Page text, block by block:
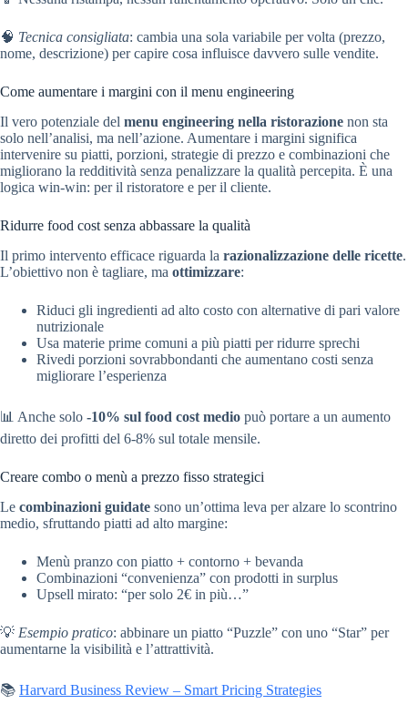
🧠 Tecnica consigliata: cambia una sola variabile per volta (prezzo,
nome, descrizione) per capire cosa influisce davvero sulle vendite.
Come aumentare i margini con il menu engineering
Il vero potenziale del menu engineering nella ristorazione non sta
solo nell’analisi, ma nell’azione. Aumentare i margini significa
intervenire su piatti, porzioni, strategie di prezzo e combinazioni che
migliorano la redditività senza penalizzare la qualità percepita. È una
logica win-win: per il ristoratore e per il cliente.
Ridurre food cost senza abbassare la qualità
Il primo intervento efficace riguarda la razionalizzazione delle ricette.
L’obiettivo non è tagliare, ma ottimizzare:
Riduci gli ingredienti ad alto costo con alternative di pari valore
nutrizionale
Usa materie prime comuni a più piatti per ridurre sprechi
Rivedi porzioni sovrabbondanti che aumentano costi senza
migliorare l’esperienza
📊 Anche solo -10% sul food cost medio può portare a un aumento
diretto dei profitti del 6-8% sul totale mensile.
Creare combo o menù a prezzo fisso strategici
Le combinazioni guidate sono un’ottima leva per alzare lo scontrino
medio, sfruttando piatti ad alto margine:
Menù pranzo con piatto + contorno + bevanda
Combinazioni “convenienza” con prodotti in surplus
Upsell mirato: “per solo 2€ in più…”
💡 Esempio pratico: abbinare un piatto “Puzzle” con uno “Star” per
aumentarne la visibilità e l’attrattività.
📚 Harvard Business Review – Smart Pricing Strategies